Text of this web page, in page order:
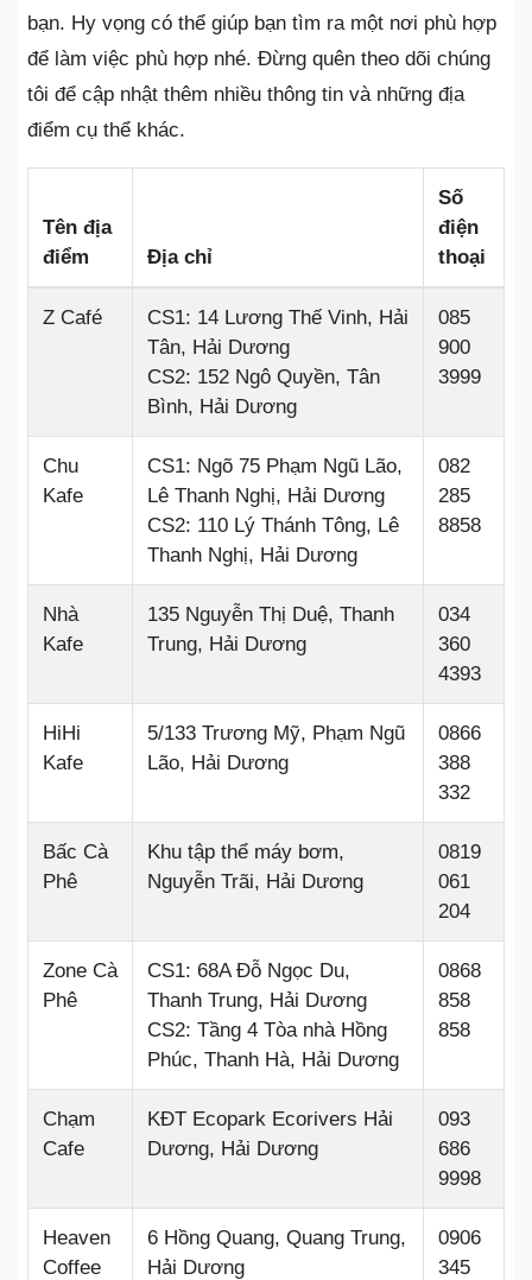
bạn. Hy vọng có thể giúp bạn tìm ra một nơi phù hợp
để làm việc phù hợp nhé. Đừng quên theo dõi chúng
tôi để cập nhật thêm nhiều thông tin và những địa
điểm cụ thể khác.
Tên địa
điểm
Địa chỉ
Số
điện
thoại
Z Café
CS1: 14 Lương Thế Vinh, Hải
Tân, Hải Dương
CS2: 152 Ngô Quyền, Tân
Bình, Hải Dương
085
900
3999
Chu
Kafe
CS1: Ngõ 75 Phạm Ngũ Lão,
Lê Thanh Nghị, Hải Dương
CS2: 110 Lý Thánh Tông, Lê
Thanh Nghị, Hải Dương
082
285
8858
Nhà
Kafe
135 Nguyễn Thị Duệ, Thanh
Trung, Hải Dương
034
360
4393
HiHi
Kafe
5/133 Trương Mỹ, Phạm Ngũ
Lão, Hải Dương
0866
388
332
Bấc Cà
Phê
Khu tập thể máy bơm,
Nguyễn Trãi, Hải Dương
0819
061
204
Zone Cà
Phê
CS1: 68A Đỗ Ngọc Du,
Thanh Trung, Hải Dương
CS2: Tầng 4 Tòa nhà Hồng
Phúc, Thanh Hà, Hải Dương
0868
858
858
Chạm
Cafe
KĐT Ecopark Ecorivers Hải
Dương, Hải Dương
093
686
9998
Heaven
Coffee
6 Hồng Quang, Quang Trung,
Hải Dương
0906
345